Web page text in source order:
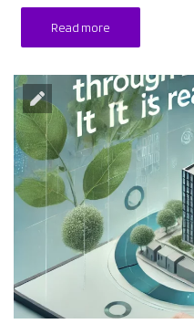
Read more